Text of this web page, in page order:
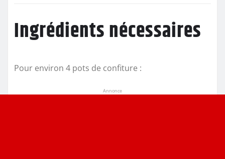
Ingrédients nécessaires
Pour environ 4 pots de confiture :
Annonce